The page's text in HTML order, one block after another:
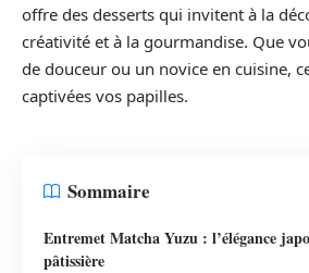
offre des desserts qui invitent à la
créativité et à la gourmandise. Que
de douceur ou un novice en cuisine,
captivées vos papilles.
Sommaire
Entremet Matcha Yuzu : l’élégance
pâtissière